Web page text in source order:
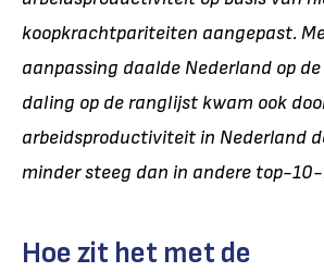
koopkrachtpariteiten aangepast.
aanpassing daalde Nederland op
daling op de ranglijst kwam ook
arbeidsproductiviteit in Nederland
minder steeg dan in andere top-
Hoe zit het met de